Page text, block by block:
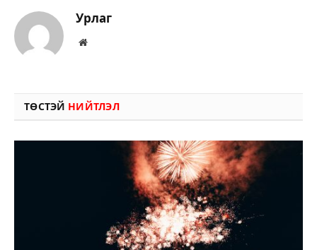
Урлаг
Вэбсайт
ТӨСТЭЙ НИЙТЛЭЛ